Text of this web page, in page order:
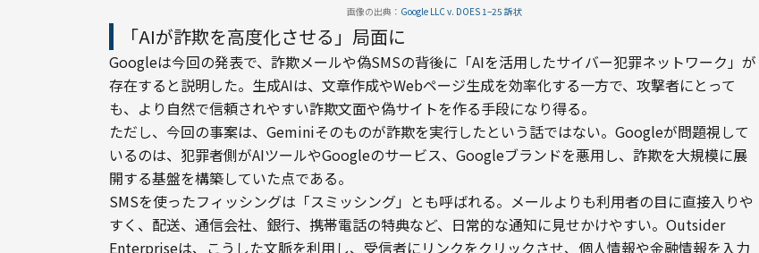
画像の出典： Google LLC v. DOES 1–25 訴状
「AIが詐欺を高度化させる」局面に
Googleは今回の発表で、詐欺メールや偽SMSの背後に「AIを活用したサイバー犯罪ネットワーク」が
存在すると説明した。生成AIは、文章作成やWebページ生成を効率化する一方で、攻撃者にとって
も、より自然で信頼されやすい詐欺文面や偽サイトを作る手段になり得る。
ただし、今回の事案は、Geminiそのものが詐欺を実行したという話ではない。Googleが問題視して
いるのは、犯罪者側がAIツールやGoogleのサービス、Googleブランドを悪用し、詐欺を大規模に展
開する基盤を構築していた点である。
SMSを使ったフィッシングは「スミッシング」とも呼ばれる。メールよりも利用者の目に直接入りや
すく、配送、通信会社、銀行、携帯電話の特典など、日常的な通知に見せかけやすい。Outsider
Enterpriseは、こうした文脈を利用し、受信者にリンクをクリックさせ、個人情報や金融情報を入力